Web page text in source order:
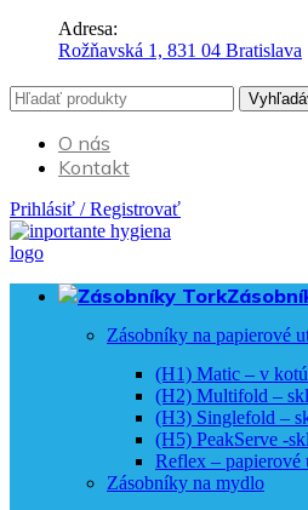
Adresa:
Rožňavská 1, 831 04 Bratislava
O nás
Kontakt
Prihlásiť / Registrovať
Zásobníky na papierové
(H1) Matic – v
(H2) Multifold –
(H3) Singlefold –
(H5) PeakServe -
Reflex – papierové
Zásobníky na mydlo